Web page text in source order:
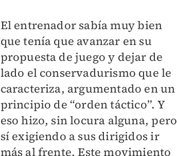
El entrenador sabía muy bien
que tenía que avanzar en su
propuesta de juego y dejar de
lado el conservadurismo que le
caracteriza, argumentado en un
principio de “orden táctico”. Y
eso hizo, sin locura alguna, pero
sí exigiendo a sus dirigidos ir
más al frente. Este movimiento